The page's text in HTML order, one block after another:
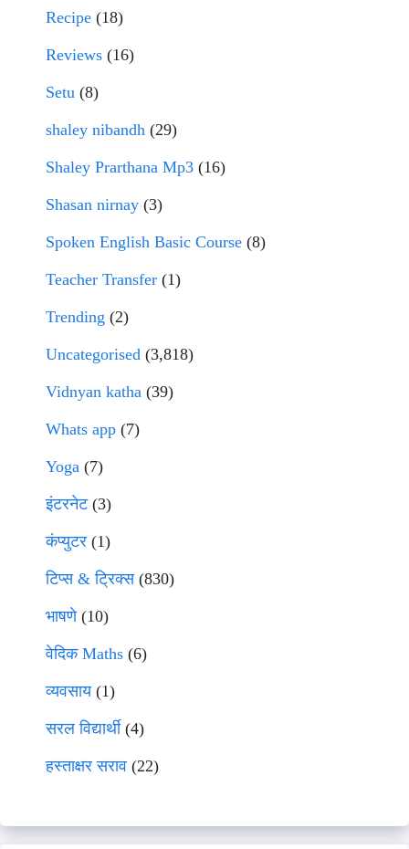
Recipe (18)
Reviews (16)
Setu (8)
shaley nibandh (29)
Shaley Prarthana Mp3 (16)
Shasan nirnay (3)
Spoken English Basic Course (8)
Teacher Transfer (1)
Trending (2)
Uncategorised (3,818)
Vidnyan katha (39)
Whats app (7)
Yoga (7)
इंटरनेट(3)
कंप्युटर (1)
टिप्स & ट्रिक्स(830)
भाषणे(10)
वेदिक Maths (6)
व्यवसाय(1)
सरल विद्यार्थी(4)
हस्ताक्षर सराव (22)